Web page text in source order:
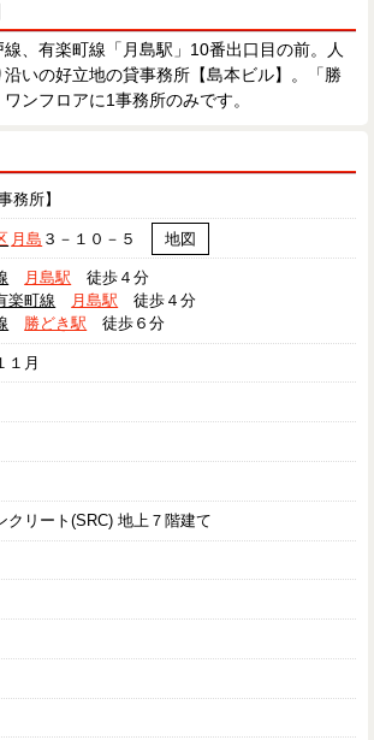
、有楽町線「月島駅」10番出口目の前。人
いの好立地の貸事務所【島本ビル】。「勝
ンフロアに1事務所のみです。
務所】
月島 ３－１０－５ 地図
月島駅 徒歩４分
楽町線
月島駅 徒歩４分
勝どき駅 徒歩６分
１月
クリート(SRC) 地上７階建て